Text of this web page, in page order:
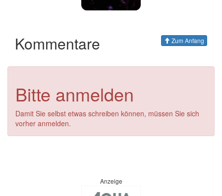
Kommentare Zum Anfang
Bitte anmelden
Damit Sie selbst etwas schreiben können, müssen Sie sich
vorher anmelden.
Anzeige